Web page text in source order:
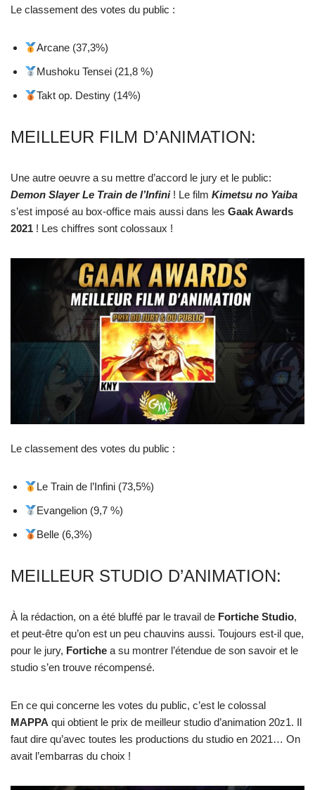
Le classement des votes du public :
Arcane (37,3%)
Mushoku Tensei (21,8 %)
Takt op. Destiny (14%)
MEILLEUR FILM D’ANIMATION:
Une autre oeuvre a su mettre d’accord le jury et le public:
Demon Slayer Le Train de l’Infini! Le film Kimetsu no Yaiba
s’est imposé au box-office mais aussi dans les Gaak Awards
2021 ! Les chiffres sont colossaux !
Le classement des votes du public :
Le Train de l’Infini (73,5%)
Evangelion (9,7 %)
Belle (6,3%)
MEILLEUR STUDIO D’ANIMATION:
À la rédaction, on a été bluffé par le travail de Fortiche Studio,
et peut-être qu’on est un peu chauvins aussi. Toujours est-il que,
pour le jury, Fortiche a su montrer l’étendue de son savoir et le
studio s’en trouve récompensé.
En ce qui concerne les votes du public, c’est le colossal
MAPPA qui obtient le prix de meilleur studio d’animation 20z1. Il
faut dire qu’avec toutes les productions du studio en 2021… On
avait l’embarras du choix !